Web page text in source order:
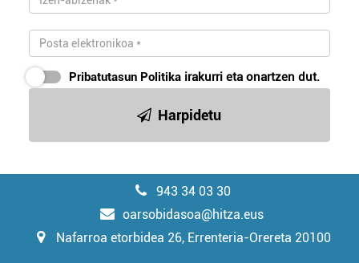
Pribatutasun Politika irakurri eta onartzen dut.
Harpidetu
943 34 03 30
oarsobidasoa@hitza.eus
Nafarroa etorbidea 26, Errenteria-Orereta 20100